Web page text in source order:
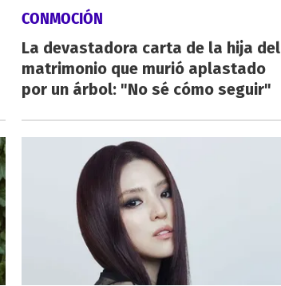
CONMOCIÓN
La devastadora carta de la hija del
matrimonio que murió aplastado
por un árbol: "No sé cómo seguir"